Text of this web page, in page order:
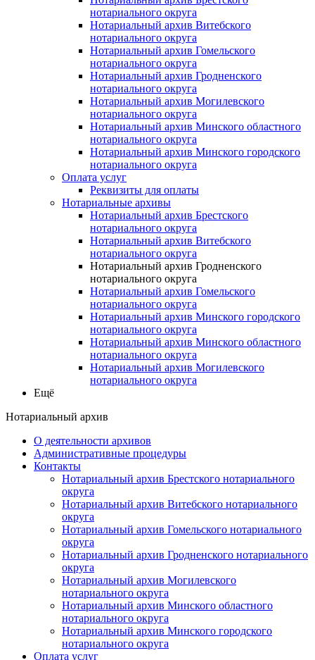
нотариального округа
Нотариальный архив Витебского
нотариального округа
Нотариальный архив Гомельского
нотариального округа
Нотариальный архив Гродненского
нотариального округа
Нотариальный архив Могилевского
нотариального округа
Нотариальный архив Минского областного
нотариального округа
Нотариальный архив Минского городского
нотариального округа
Оплата услуг
Реквизиты для оплаты
Нотариальные архивы
Нотариальный архив Брестского
нотариального округа
Нотариальный архив Витебского
нотариального округа
Нотариальный архив Гродненского
нотариального округа
Нотариальный архив Гомельского
нотариального округа
Нотариальный архив Минского городского
нотариального округа
Нотариальный архив Минского областного
нотариального округа
Нотариальный архив Могилевского
нотариального округа
Ещё
Нотариальный архив
О деятельности архивов
Административные процедуры
Контакты
Нотариальный архив Брестского нотариального
округа
Нотариальный архив Витебского нотариального
округа
Нотариальный архив Гомельского нотариального
округа
Нотариальный архив Гродненского нотариального
округа
Нотариальный архив Могилевского
нотариального округа
Нотариальный архив Минского областного
нотариального округа
Нотариальный архив Минского городского
нотариального округа
Оплата услуг